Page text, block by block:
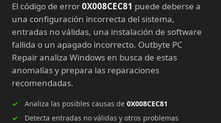
El código de error0X008CEC81 puede deberse a
una configuración incorrecta del sistema,
entradas no válidas, una instalación de software
fallida o un apagado incorrecto. Outbyte PC
Repair analiza Windows en busca de estas
anomalías y prepara las reparaciones
recomendadas.
Analiza las posibles causas de 0X008CEC81
Detecta entradas no válidas y otros problemas